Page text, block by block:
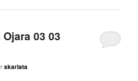
03 03
skarlata